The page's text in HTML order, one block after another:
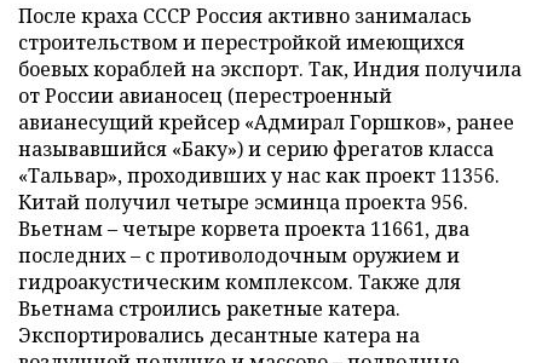
После краха СССР Россия активно занималась
строительством и перестройкой имеющихся
боевых кораблей на экспорт. Так, Индия получила
от России авианосец (перестроенный
авианесущий крейсер «Адмирал Горшков», ранее
называвшийся «Баку») и серию фрегатов класса
«Тальвар», проходивших у нас как проект 11356.
Китай получил четыре эсминца проекта 956.
Вьетнам – четыре корвета проекта 11661, два
последних – с противолодочным оружием и
гидроакустическим комплексом. Также для
Вьетнама строились ракетные катера.
Экспортировались десантные катера на